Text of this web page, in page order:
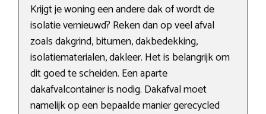
Krijgt je woning een andere dak of wordt de
isolatie vernieuwd? Reken dan op veel afval
zoals dakgrind, bitumen, dakbedekking,
isolatiematerialen, dakleer. Het is belangrijk om
dit goed te scheiden. Een aparte
dakafvalcontainer is nodig. Dakafval moet
namelijk op een bepaalde manier gerecycled